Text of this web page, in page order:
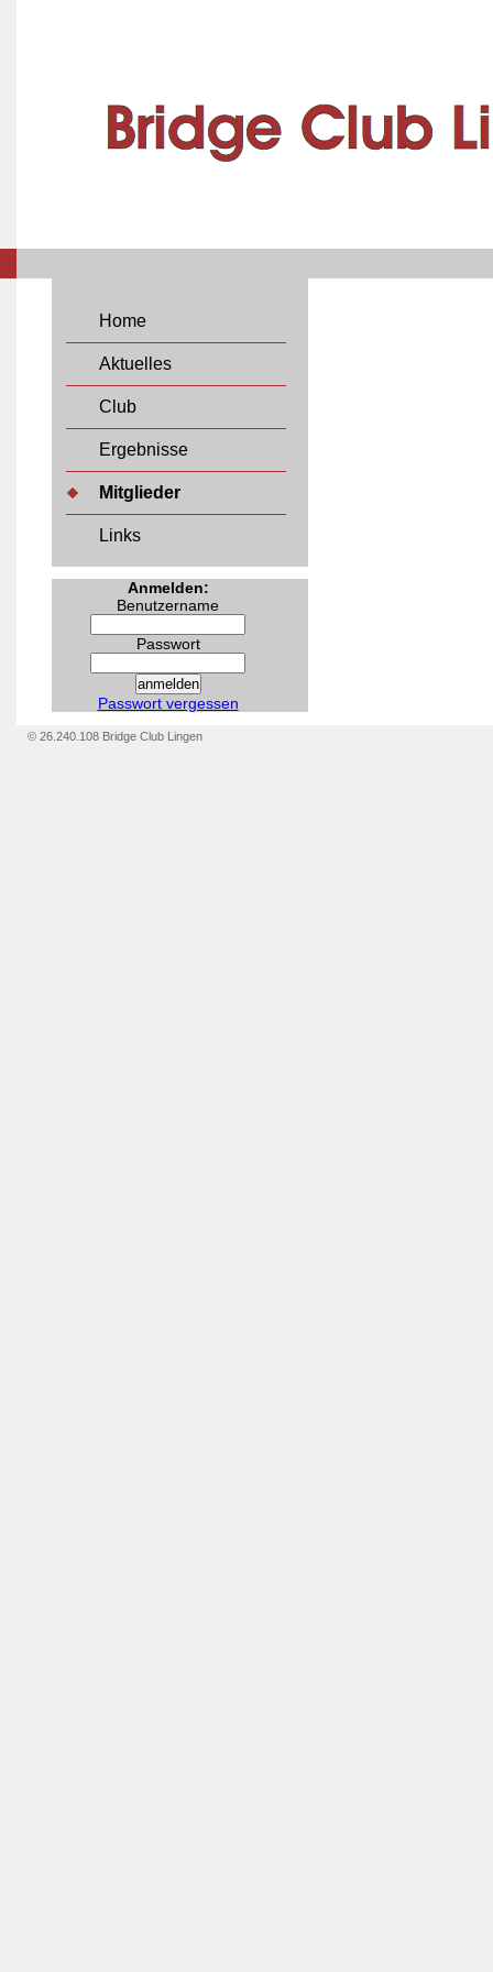
Home
Aktuelles
Club
Ergebnisse
Mitglieder
Links
Anmelden:
Benutzername
Passwort
Passwort vergessen
© 26.240.108 Bridge Club Lingen